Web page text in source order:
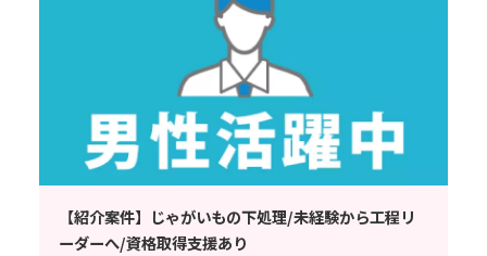
【紹介案件】じゃがいもの下処理/未経験から工程リ
ーダーへ/資格取得支援あり